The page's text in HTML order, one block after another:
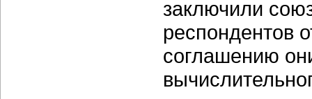
заключили
респондентов
соглашению